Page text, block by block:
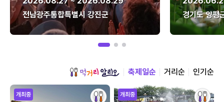
전남광주통합특별시 강진군
경기도 양평
축제일순 거리순 인기순
개최중 개최중